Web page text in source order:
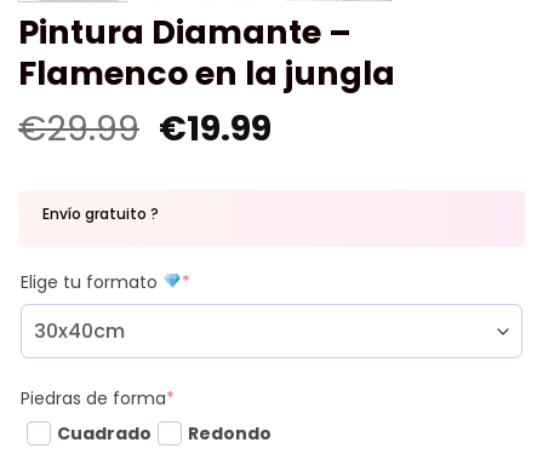
Pintura Diamante –
Flamenco en la jungla
€29.99 €19.99
Envío gratuito ?
Elige tu formato *
Piedras de forma*
Cuadrado
Redondo